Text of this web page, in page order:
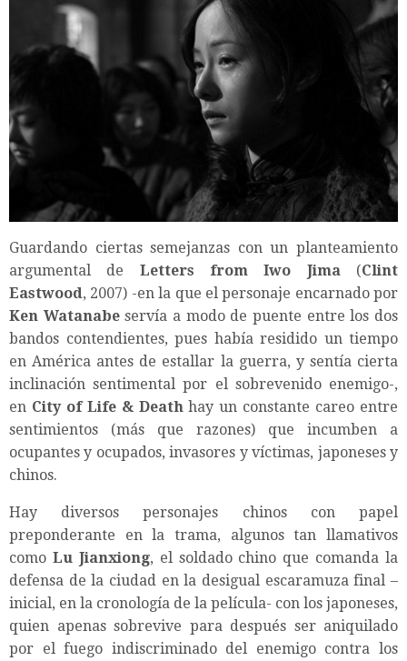
Guardando ciertas semejanzas con un planteamiento
argumental de Letters from Iwo Jima(Clint
Eastwood, 2007) -en la que el personaje encarnado por
Ken Watanabeservía a modo de puente entre los dos
bandos contendientes, pues había residido un tiempo
en América antes de estallar la guerra, y sentía cierta
inclinación sentimental por el sobrevenido enemigo-,
en City of Life & Deathhay un constante careo entre
sentimientos (más que razones) que incumben a
ocupantes y ocupados, invasores y víctimas, japoneses y
chinos.
Hay diversos personajes chinos con papel
preponderante en la trama, algunos tan llamativos
como Lu Jianxiong, el soldado chino que comanda la
defensa de la ciudad en la desigual escaramuza final –
inicial, en la cronología de la película- con los japoneses,
quien apenas sobrevive para después ser aniquilado
por el fuego indiscriminado del enemigo contra los